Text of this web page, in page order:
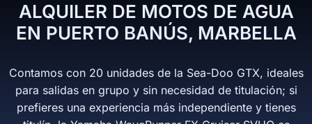
ALQUILER DE MOTOS DE AGUA
EN PUERTO BANÚS, MARBELLA
Contamos con 20 unidades de la Sea-Doo GTX, ideales
para salidas en grupo y sin necesidad de titulación; si
prefieres una experiencia más independiente y tienes